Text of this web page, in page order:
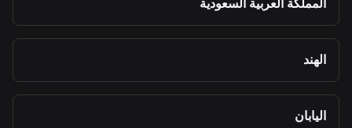
المملكة العربية السعودية
الهند
اليابان